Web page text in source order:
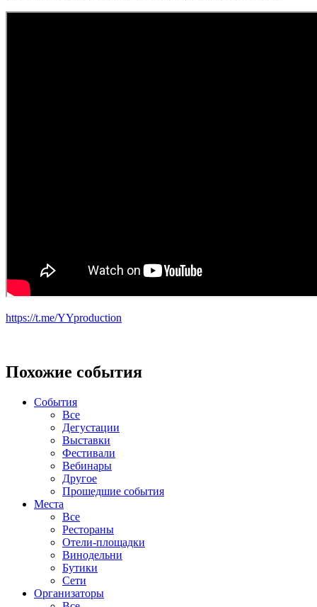
https://t.me/YYproduction
Похожие события
События
Все
Дегустации
Выставки
Фестивали
Вебинары
Другое
Прошедшие события
Места
Все
Рестораны
Отели-площадки
Винодельни
Бутики
Сети
Организаторы